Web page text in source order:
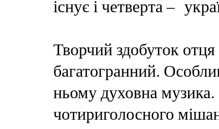
існує і четверта –
Творчий здобуток
багатогранний.
ньому духовна музика.
чотириголосного